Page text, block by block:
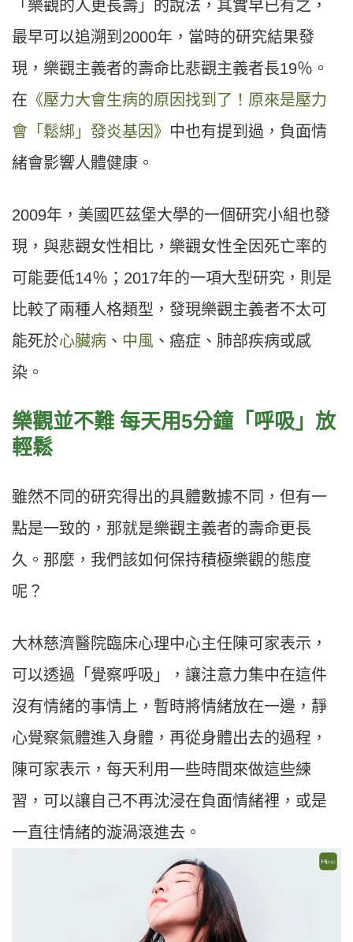
「樂觀的人更長壽」的說法，其實早已有之，
最早可以追溯到2000年，當時的研究結果發
現，樂觀主義者的壽命比悲觀主義者長19％。
在 《壓力大會生病的原因找到了！原來是壓力
會「鬆綁」發炎基因》 中也有提到過，負面情
緒會影響人體健康。
2009年，美國匹茲堡大學的一個研究小組也發
現，與悲觀女性相比，樂觀女性全因死亡率的
可能要低14％；2017年的一項大型研究，則是
比較了兩種人格類型，發現樂觀主義者不太可
能死於心臟病 、 中風 、癌症、肺部疾病或感
染。
樂觀並不難 每天用5分鐘「呼吸」放
輕鬆
雖然不同的研究得出的具體數據不同，但有一
點是一致的，那就是樂觀主義者的壽命更長
久。那麼，我們該如何保持積極樂觀的態度
呢？
大林慈濟醫院臨床心理中心主任陳可家表示，
可以透過「覺察呼吸」，讓注意力集中在這件
沒有情緒的事情上，暫時將情緒放在一邊，靜
心覺察氣體進入身體，再從身體出去的過程，
陳可家表示，每天利用一些時間來做這些練
習，可以讓自己不再沈浸在負面情緒裡，或是
一直往情緒的漩渦滾進去。